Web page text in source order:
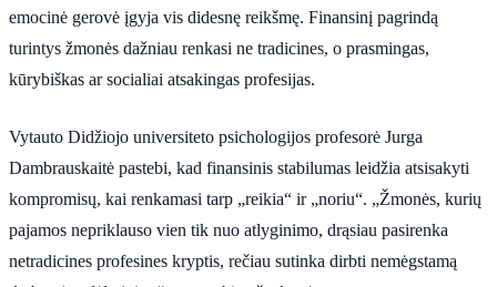
emocinė gerovė įgyja vis didesnę reikšmę. Finansinį pagrindą
turintys žmonės dažniau renkasi ne tradicines, o prasmingas,
kūrybiškas ar socialiai atsakingas profesijas.
Vytauto Didžiojo universiteto psichologijos profesorė Jurga
Dambrauskaitė pastebi, kad finansinis stabilumas leidžia atsisakyti
kompromisų, kai renkamasi tarp „reikia“ ir „noriu“. „Žmonės, kurių
pajamos nepriklauso vien tik nuo atlyginimo, drąsiau pasirenka
netradicines profesines kryptis, rečiau sutinka dirbti nemėgstamą